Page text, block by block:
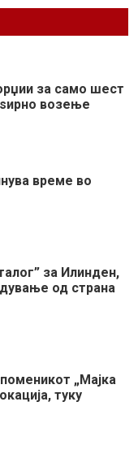
за само шест
возење
време во
за Илинден,
од страна
„Мајка
туку